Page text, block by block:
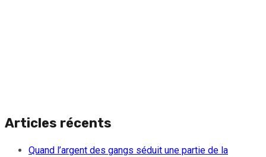
Articles récents
Quand l’argent des gangs séduit une partie de la